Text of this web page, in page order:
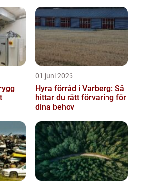
01 juni 2026
Hyra förråd i Varberg: Så
hittar du rätt förvaring för
dina behov